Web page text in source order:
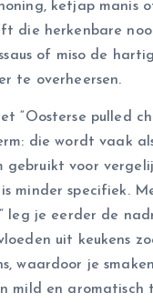
ketjap manis
die herkenbare
of miso de
te overheersen.
“Oosterse pulled
die wordt vaak
gebruikt voor
minder specifiek.
leg je eerder de
uit keukens
waardoor je
mild en aromatisch